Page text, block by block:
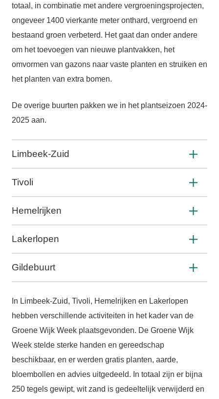
totaal, in combinatie met andere vergroeningsprojecten,
ongeveer 1400 vierkante meter onthard, vergroend en
bestaand groen verbeterd. Het gaat dan onder andere
om het toevoegen van nieuwe plantvakken, het
omvormen van gazons naar vaste planten en struiken en
het planten van extra bomen.
De overige buurten pakken we in het plantseizoen 2024-
2025 aan.
Limbeek-Zuid
Tivoli
Hemelrijken
Lakerlopen
Gildebuurt
In Limbeek-Zuid, Tivoli, Hemelrijken en Lakerlopen
hebben verschillende activiteiten in het kader van de
Groene Wijk Week plaatsgevonden. De Groene Wijk
Week stelde sterke handen en gereedschap
beschikbaar, en er werden gratis planten, aarde,
bloembollen en advies uitgedeeld. In totaal zijn er bijna
250 tegels gewipt, wit zand is gedeeltelijk verwijderd en